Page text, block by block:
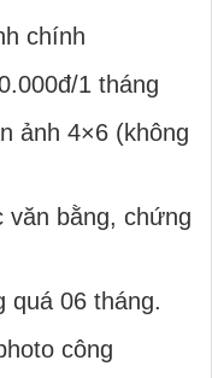
chính
1 tháng
ảnh 4×6 (không
văn bằng, chứng
quá 06 tháng.
công